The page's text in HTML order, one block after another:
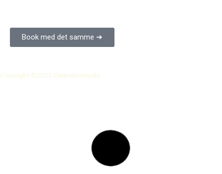
Book med det samme ➔
Copyright ©2025 Cleanskinstudio